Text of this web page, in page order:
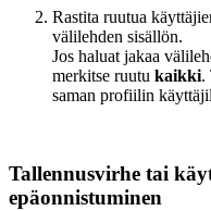
Rastita ruutua
välilehden sisällön.
Jos haluat jakaa
merkitse ruutu kaikki.
saman profiilin
Tallennusvirhe tai
epäonnistuminen